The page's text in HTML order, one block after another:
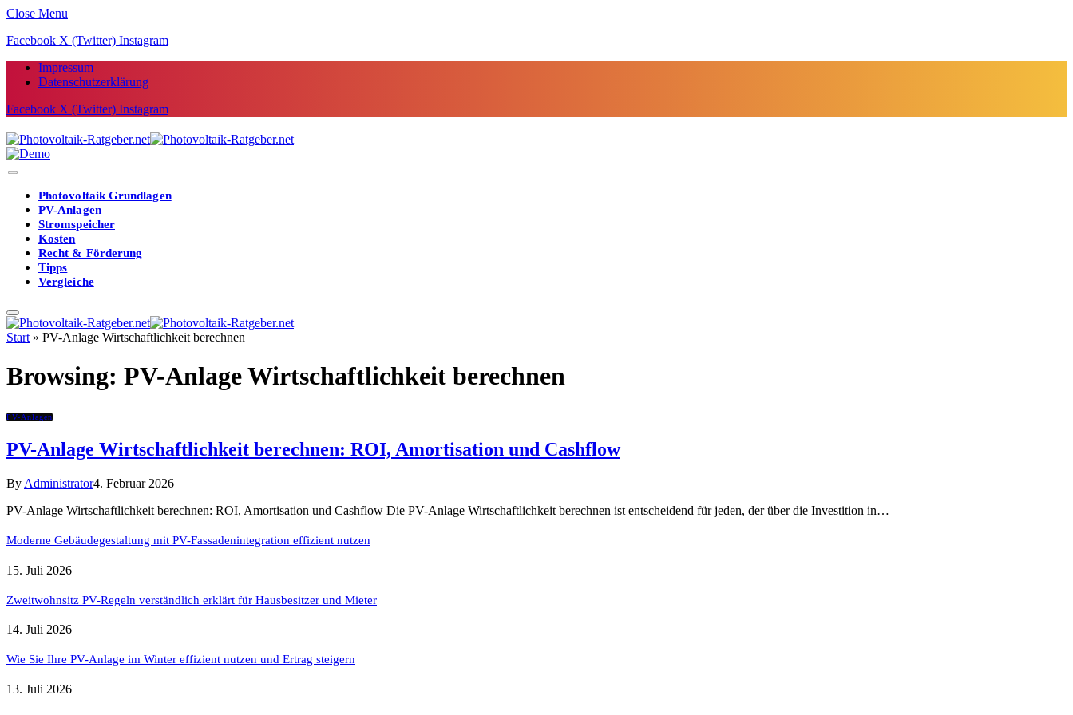
Close Menu
Facebook X (Twitter) Instagram
Impressum
Datenschutzerklärung
Facebook X (Twitter) Instagram
Photovoltaik Grundlagen
PV-Anlagen
Stromspeicher
Kosten
Recht & Förderung
Tipps
Vergleiche
Start » PV-Anlage Wirtschaftlichkeit berechnen
Browsing: PV-Anlage Wirtschaftlichkeit berechnen
PV-Anlagen
PV-Anlage Wirtschaftlichkeit berechnen: ROI, Amortisation und Cashflow
By Administrator4. Februar 2026
PV-Anlage Wirtschaftlichkeit berechnen: ROI, Amortisation und Cashflow Die PV-Anlage Wirtschaftlichkeit berechnen ist entscheidend für jeden, der über die Investition in…
Moderne Gebäudegestaltung mit PV-Fassadenintegration effizient nutzen
15. Juli 2026
Zweitwohnsitz PV-Regeln verständlich erklärt für Hausbesitzer und Mieter
14. Juli 2026
Wie Sie Ihre PV-Anlage im Winter effizient nutzen und Ertrag steigern
13. Juli 2026